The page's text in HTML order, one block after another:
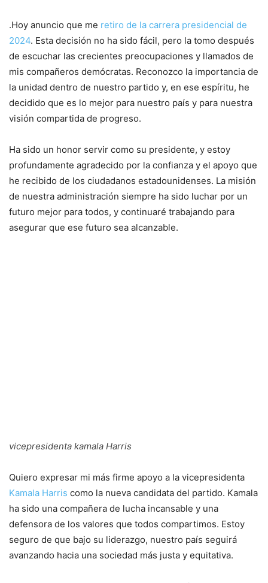
.Hoy anuncio que me retiro de la carrera presidencial de
2024. Esta decisión no ha sido fácil, pero la tomo después
de escuchar las crecientes preocupaciones y llamados de
mis compañeros demócratas. Reconozco la importancia de
la unidad dentro de nuestro partido y, en ese espíritu, he
decidido que es lo mejor para nuestro país y para nuestra
visión compartida de progreso.
Ha sido un honor servir como su presidente, y estoy
profundamente agradecido por la confianza y el apoyo que
he recibido de los ciudadanos estadounidenses. La misión
de nuestra administración siempre ha sido luchar por un
futuro mejor para todos, y continuaré trabajando para
asegurar que ese futuro sea alcanzable.
vicepresidenta kamala Harris
Quiero expresar mi más firme apoyo a la vicepresidenta
Kamala Harris como la nueva candidata del partido. Kamala
ha sido una compañera de lucha incansable y una
defensora de los valores que todos compartimos. Estoy
seguro de que bajo su liderazgo, nuestro país seguirá
avanzando hacia una sociedad más justa y equitativa.